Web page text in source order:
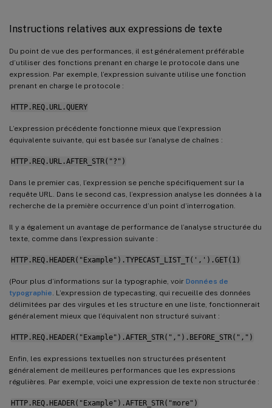
Instructions relatives aux expressions de texte
Du point de vue des performances, il est généralement préférable
d’utiliser des fonctions prenant en charge le protocole dans une
expression. Par exemple, l’expression suivante utilise une fonction
prenant en charge le protocole :
HTTP.REQ.URL.QUERY
L’expression précédente fonctionne mieux que l’expression
équivalente suivante, qui est basée sur l’analyse de chaînes :
HTTP.REQ.URL.AFTER_STR("?")
Dans le premier cas, l’expression se penche spécifiquement sur la
requête URL. Dans le second cas, l’expression analyse les données à la
recherche de la première occurrence d’un point d’interrogation.
Il y a également un avantage de performance de l’analyse structurée du
texte, comme dans l’expression suivante :
HTTP.REQ.HEADER("Example").TYPECAST_LIST_T(',').GET(1)
(Pour plus d’informations sur la typographie, voir Données de
typographie . L’expression de typecasting, qui recueille des données
délimitées par des virgules et les structure en une liste, fonctionnerait
généralement mieux que l’équivalent non structuré suivant :
HTTP.REQ.HEADER("Example").AFTER_STR(",").BEFORE_STR(",")
Enfin, les expressions textuelles non structurées présentent
généralement de meilleures performances que les expressions
régulières. Par exemple, voici une expression de texte non structurée :
HTTP.REQ.HEADER("Example").AFTER_STR("more")